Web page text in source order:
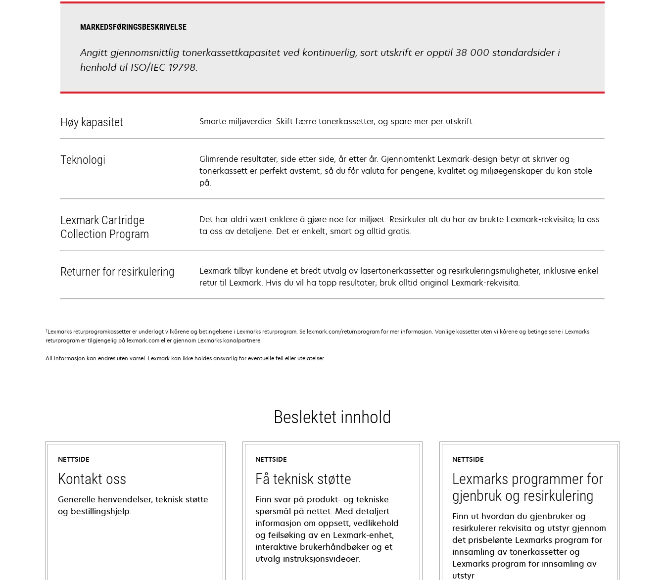
MARKEDSFØRINGSBESKRIVELSE
Angitt gjennomsnittlig tonerkassettkapasitet ved kontinuerlig, sort utskrift er opptil 38 000 standardsider i
henhold til ISO/IEC 19798.
Høy kapasitet Smarte miljøverdier. Skift færre tonerkassetter, og spare mer per utskrift.
Teknologi
Glimrende resultater, side etter side, år etter år. Gjennomtenkt Lexmark-design betyr at skriver og
tonerkassett er perfekt avstemt, så du får valuta for pengene, kvalitet og miljøegenskaper du kan stole
på.
Lexmark Cartridge
Collection Program
Det har aldri vært enklere å gjøre noe for miljøet. Resirkuler alt du har av brukte Lexmark-rekvisita; la oss
ta oss av detaljene. Det er enkelt, smart og alltid gratis.
Returner for resirkulering
Lexmark tilbyr kundene et bredt utvalg av lasertonerkassetter og resirkuleringsmuligheter, inklusive enkel
retur til Lexmark. Hvis du vil ha topp resultater; bruk alltid original Lexmark-rekvisita.
†Lexmarks returprogramkassetter er underlagt vilkårene og betingelsene i Lexmarks returprogram. Se lexmark.com/returnprogram for mer informasjon. Vanlige kassetter uten vilkårene og betingelsene i Lexmarks
returprogram er tilgjengelig på lexmark.com eller gjennom Lexmarks kanalpartnere.
All informasjon kan endres uten varsel. Lexmark kan ikke holdes ansvarlig for eventuelle feil eller utelatelser.
Beslektet innhold
NETTSIDE
Kontakt oss
Generelle henvendelser, teknisk støtte
og bestillingshjelp.
NETTSIDE
Få teknisk støtte
Finn svar på produkt- og tekniske
spørsmål på nettet. Med detaljert
informasjon om oppsett, vedlikehold
og feilsøking av en Lexmark-enhet,
interaktive brukerhåndbøker og et
utvalg instruksjonsvideoer.
NETTSIDE
Lexmarks programmer for
gjenbruk og resirkulering
Finn ut hvordan du gjenbruker og
resirkulerer rekvisita og utstyr gjennom
det prisbelønte Lexmarks program for
innsamling av tonerkassetter og
Lexmarks program for innsamling av
utstyr